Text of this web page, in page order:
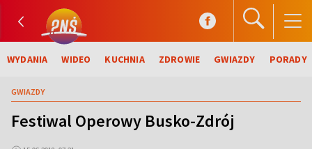
WYDANIA WIDEO KUCHNIA ZDROWIE GWIAZDY PORADY
GWIAZDY
Festiwal Operowy Busko-Zdrój